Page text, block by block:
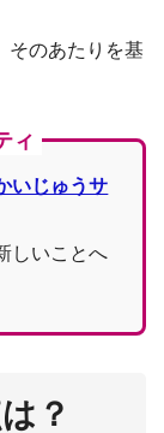
そのあたりを基
ィ
いじゅうサ
しいことへ
？